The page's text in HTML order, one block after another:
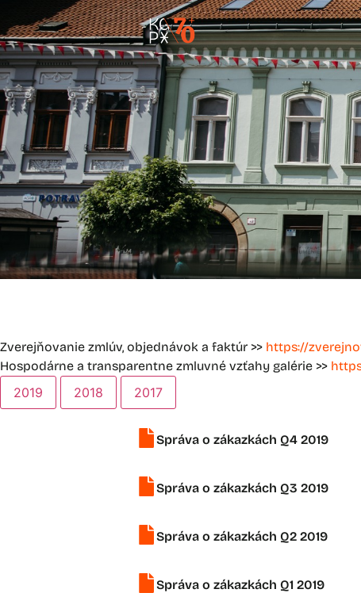
Zverejňovanie zmlúv, objednávok a faktúr >> https://
Hospodárne a transparentne zmluvné vzťahy galérie >>
2019 2018 2017
Správa o zákazkách Q4 2019
Správa o zákazkách Q3 2019
Správa o zákazkách Q2 2019
Správa o zákazkách Q1 2019